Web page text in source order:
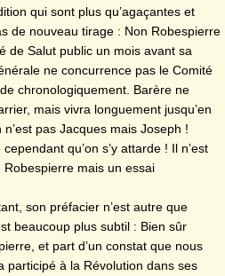
qui sont plus qu’agaçantes et
de nouveau tirage : Non Robespierre
de Salut public un mois avant sa
ne concurrence pas le Comité
chronologiquement. Barère ne
mais vivra longuement jusqu’en
pas Jacques mais Joseph !
qu’on s’y attarde ! Il n’est
mais un essai
son préfacier n’est autre que
beaucoup plus subtil : Bien sûr
et part d’un constat que nous
participé à la Révolution dans ses